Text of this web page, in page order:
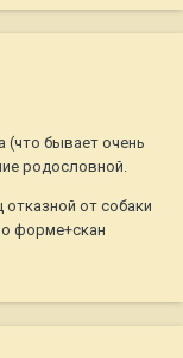
(что бывает очень
родословной.
от собаки
форме+скан